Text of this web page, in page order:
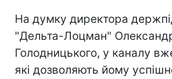
На думку директора
"Дельта-Лоцман"
Голодницького, у каналу
які дозволяють йому